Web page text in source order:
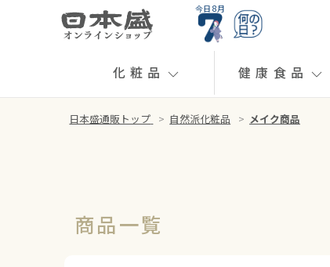
今日 8月
化粧品 健康食品
日本盛通販トップ > 自然派化粧品 > メイク商品
商品一覧